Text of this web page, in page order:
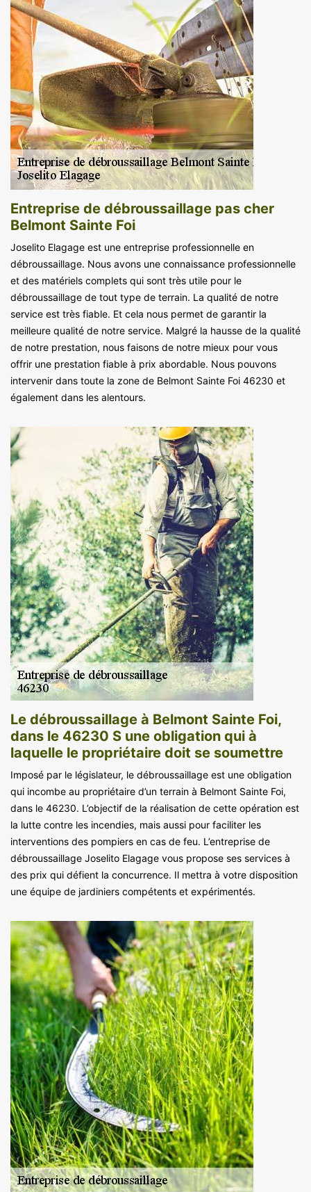
Entreprise de débroussaillage pas cher
Belmont Sainte Foi
Joselito Elagage est une entreprise professionnelle en
débroussaillage. Nous avons une connaissance professionnelle
et des matériels complets qui sont très utile pour le
débroussaillage de tout type de terrain. La qualité de notre
service est très fiable. Et cela nous permet de garantir la
meilleure qualité de notre service. Malgré la hausse de la qualité
de notre prestation, nous faisons de notre mieux pour vous
offrir une prestation fiable à prix abordable. Nous pouvons
intervenir dans toute la zone de Belmont Sainte Foi 46230 et
également dans les alentours.
Le débroussaillage à Belmont Sainte Foi,
dans le 46230 S une obligation qui à
laquelle le propriétaire doit se soumettre
Imposé par le législateur, le débroussaillage est une obligation
qui incombe au propriétaire d’un terrain à Belmont Sainte Foi,
dans le 46230. L’objectif de la réalisation de cette opération est
la lutte contre les incendies, mais aussi pour faciliter les
interventions des pompiers en cas de feu. L’entreprise de
débroussaillage Joselito Elagage vous propose ses services à
des prix qui défient la concurrence. Il mettra à votre disposition
une équipe de jardiniers compétents et expérimentés.